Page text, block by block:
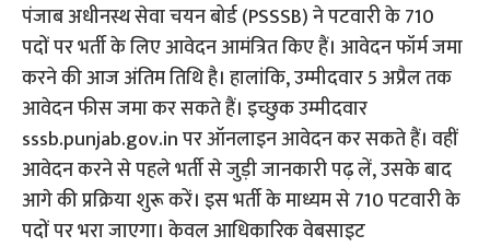
पंजाब अधीनस्थ सेवा चयन बोर्ड (PSSSB) ने पटवारी के 710
पदों पर भर्ती के लिए आवेदन आमंत्रित किए हैं। आवेदन फॉर्म जमा
करने की आज अंतिम तिथि है। हालांकि, उम्मीदवार 5 अप्रैल तक
आवेदन फीस जमा कर सकते हैं। इच्छुक उम्मीदवार
sssb.punjab.gov.in पर ऑनलाइन आवेदन कर सकते हैं। वहीं
आवेदन करने से पहले भर्ती से जुड़ी जानकारी पढ़ लें, उसके बाद
आगे की प्रक्रिया शुरू करें। इस भर्ती के माध्यम से 710 पटवारी के
पदों पर भरा जाएगा। केवल आधिकारिक वेबसाइट